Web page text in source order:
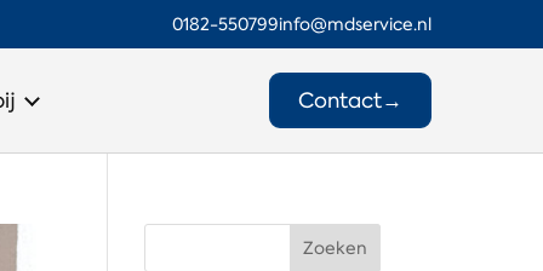
0182-550799info@mdservice.nl
Contact→
Zoeken